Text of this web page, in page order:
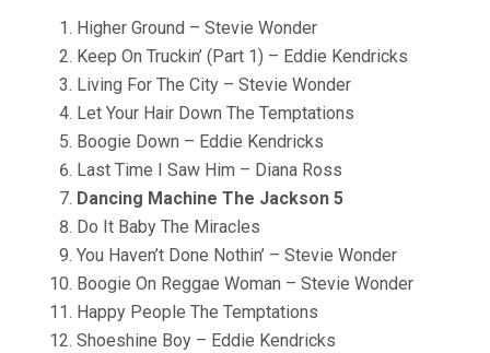
Higher Ground – Stevie Wonder
Keep On Truckin’ (Part 1) – Eddie Kendricks
Living For The City – Stevie Wonder
Let Your Hair Down The Temptations
Boogie Down – Eddie Kendricks
Last Time I Saw Him – Diana Ross
Dancing Machine The Jackson 5
Do It Baby The Miracles
You Haven’t Done Nothin’ – Stevie Wonder
Boogie On Reggae Woman – Stevie Wonder
Happy People The Temptations
Shoeshine Boy – Eddie Kendricks